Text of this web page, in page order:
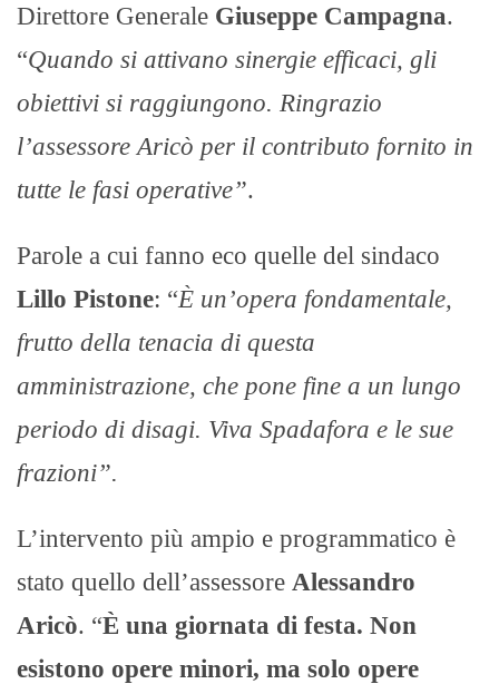
Direttore Generale Giuseppe Campagna.
“Quando si attivano sinergie efficaci, gli
obiettivi si raggiungono. Ringrazio
l’assessore Aricò per il contributo fornito in
tutte le fasi operative”.
Parole a cui fanno eco quelle del sindaco
Lillo Pistone: “È un’opera fondamentale,
frutto della tenacia di questa
amministrazione, che pone fine a un lungo
periodo di disagi. Viva Spadafora e le sue
frazioni”.
L’intervento più ampio e programmatico è
stato quello dell’assessore Alessandro
Aricò. “È una giornata di festa. Non
esistono opere minori, ma solo opere